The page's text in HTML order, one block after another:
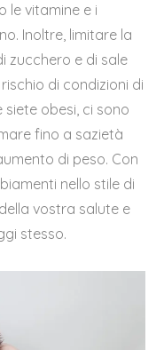
le vitamine e i
Inoltre, limitare la
zucchero e di sale
di condizioni di
siete obesi, ci sono
fino a sazietà
di peso. Con
nello stile di
vostra salute e
stesso.